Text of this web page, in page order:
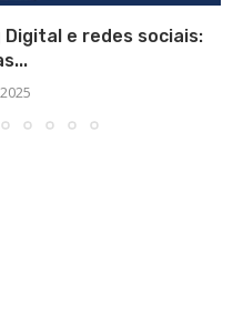
e redes sociais: